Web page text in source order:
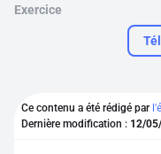
Parcourir
Se connecter
Exercice
Ce contenu a été rédigé par
Dernière modification : 12/